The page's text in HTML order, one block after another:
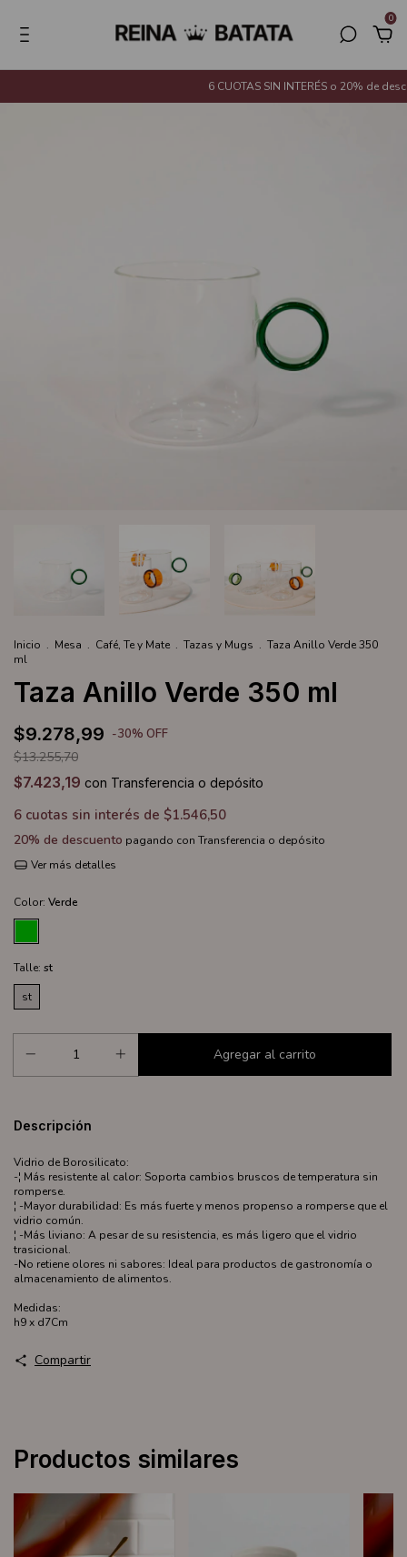
0
6 CUOTAS SIN INTERÉS o 20% de
Inicio . Mesa . Café, Te y Mate . Tazas y Mugs . Taza Anillo Verde 350
ml
Taza Anillo Verde 350 ml
$9.278,99 -30% OFF
$13.255,70
$7.423,19 con Transferencia o depósito
6 cuotas sin interés de $1.546,50
20% de descuento pagando con Transferencia o depósito
Ver más detalles
Color: Verde
Talle: st
st
Descripción
Vidrio de Borosilicato:
-¦ Más resistente al calor: Soporta cambios bruscos de temperatura sin
romperse.
¦ -Mayor durabilidad: Es más fuerte y menos propenso a romperse que el
vidrio común.
¦ -Más liviano: A pesar de su resistencia, es más ligero que el vidrio
trasicional.
-No retiene olores ni sabores: Ideal para productos de gastronomía o
almacenamiento de alimentos.
Medidas:
h9 x d7Cm
Compartir
Productos similares